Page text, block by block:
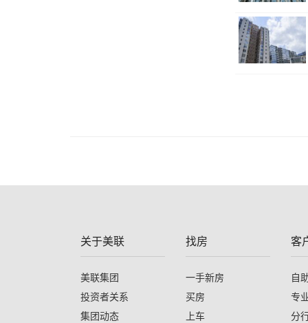
关于美联
美联集团
投资者关系
集团动态
找房
一手新房
买房
上车
客
自
专
分